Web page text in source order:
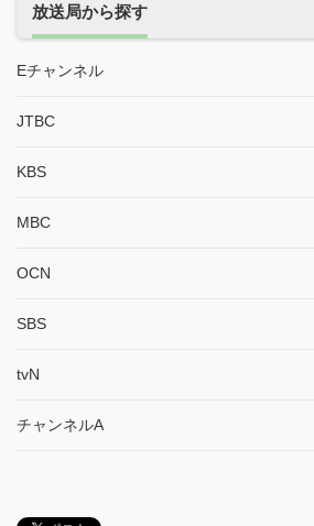
放送局から探す
Eチャンネル
JTBC
KBS
MBC
OCN
SBS
tvN
チャンネルA